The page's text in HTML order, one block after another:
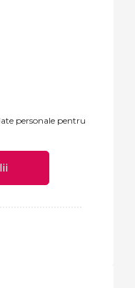
personale pentru